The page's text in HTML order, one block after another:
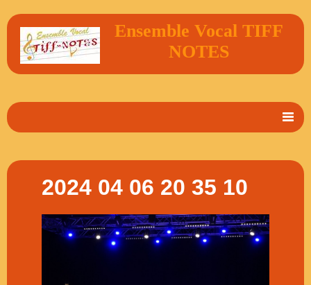
Ensemble Vocal TIFF
NOTES
Vidéos
2024 04 06 20 35 10